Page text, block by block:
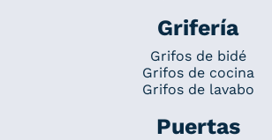
Grifería
Grifos de bidé
Grifos de cocina
Grifos de lavabo
Puertas